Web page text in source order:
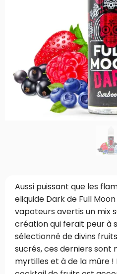
Aussi puissant que les
eliquide Dark de Full
vapoteurs avertis un mix
création qui ferait peur à
sélectionné de divins
sucrés, ces derniers sont
myrtilles et à de la mûre !